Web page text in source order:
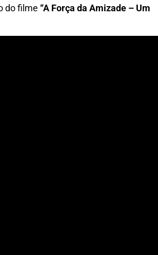
do filme “A Força da Amizade – Um